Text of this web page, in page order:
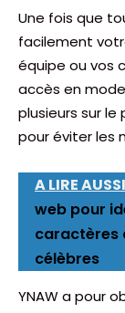
Une fois que
facilement
équipe ou vos
accès en
plusieurs sur le
pour éviter les
A LIRE AUSSI
web pour
caractères
célèbres
YNAW a pour